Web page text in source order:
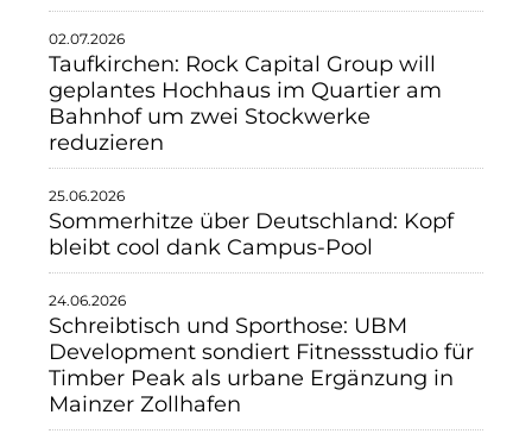
02.07.2026
Taufkirchen: Rock Capital Group will
geplantes Hochhaus im Quartier am
Bahnhof um zwei Stockwerke
reduzieren
25.06.2026
Sommerhitze über Deutschland: Kopf
bleibt cool dank Campus-Pool
24.06.2026
Schreibtisch und Sporthose: UBM
Development sondiert Fitnessstudio für
Timber Peak als urbane Ergänzung in
Mainzer Zollhafen